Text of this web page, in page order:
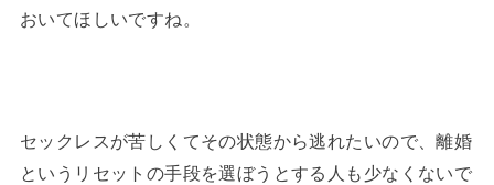
おいてほしいですね。
セックレスが苦しくてその状態から逃れたいので、離婚
というリセットの手段を選ぼうとする人も少なくないで